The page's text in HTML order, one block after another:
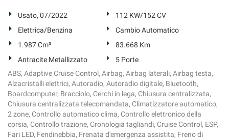
Usato, 07/2022
112 KW/152 CV
Elettrica/Benzina
Cambio Automatico
1.987 Cm³
83.668 Km
Antracite Metallizzato
5 Porte
ABS, Adaptive Cruise Control, Airbag, Airbag laterali, Airbag testa,
Alzacristalli elettrici, Autoradio, Autoradio digitale, Bluetooth,
Boardcomputer, Bracciolo, Cerchi in lega, Chiusura centralizzata,
Chiusura centralizzata telecomandata, Climatizzatore automatico,
2 zone, Controllo automatico clima, Controllo elettronico della
corsia, Controllo trazione, Cronologia tagliandi, Cruise Control, ESP,
Fari LED, Fendinebbia, Frenata d'emergenza assistita, Freno di
momento.
Cookie necessari
Cookie delle preferenze